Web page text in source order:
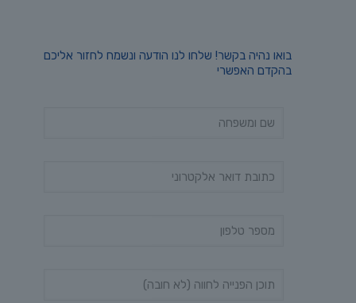
בואו נהיה בקשר! שלחו לנו הודעה ונשמח לחזור אליכם
בהקדם האפשרי